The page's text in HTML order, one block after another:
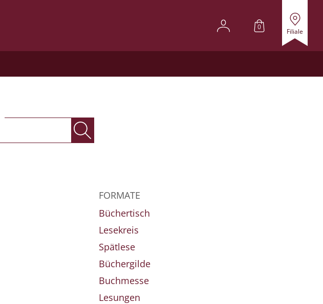
0
Filiale
FORMATE
Büchertisch
Lesekreis
Spätlese
Büchergilde
Buchmesse
Lesungen